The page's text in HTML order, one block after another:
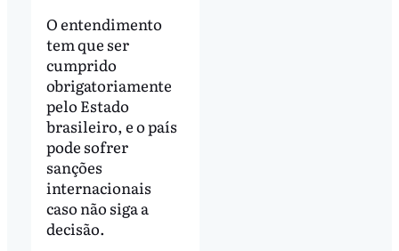
O entendimento
tem que ser
cumprido
obrigatoriamente
pelo Estado
brasileiro, e o país
pode sofrer
sanções
internacionais
caso não siga a
decisão.